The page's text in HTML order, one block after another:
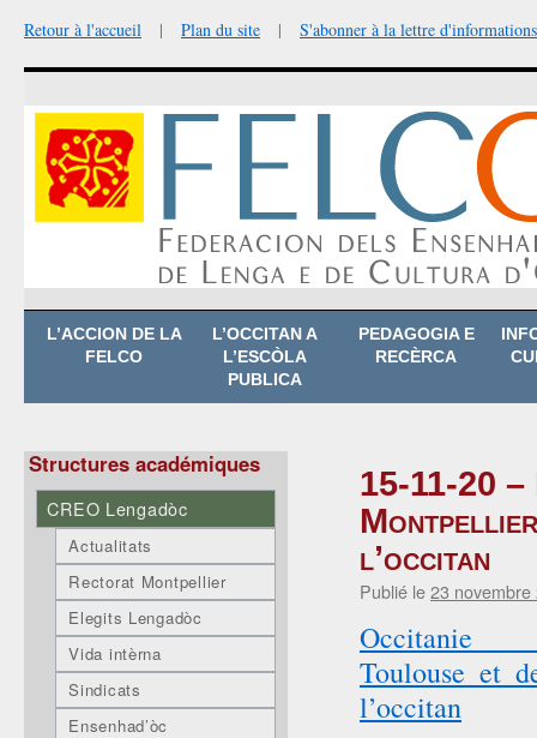
Retour à l'accueil | Plan du site | S'abonner à la lettre d'informations
AllerL’ACCION DE LA
FELCO
L’OCCITAN A
L’ESCÒLA
PUBLICA
PEDAGOGIA E
RECÈRCA
15-11-20 –
Montpellier
l’occitan
Publié le23 novembre
Toulouse et
l’occitan
Structures académiques
CREO Lengadòc
Actualitats
Rectorat Montpellier
Elegits Lengadòc
Vida intèrna
Sindicats
Ensenhad’òc